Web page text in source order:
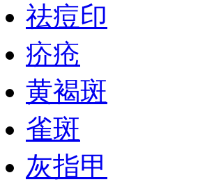
祛痘印
疥疮
黄褐斑
雀斑
灰指甲